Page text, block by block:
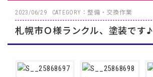
2023/06/29 CATEGORY：整備・交換作業
札幌市Ｏ様ランクル、塗装です♪